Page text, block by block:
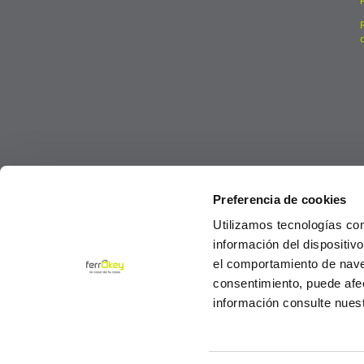
Preferencia de cookies
Utilizamos tecnologías
información del
el comportamiento de
consentimiento, puede
información consulte